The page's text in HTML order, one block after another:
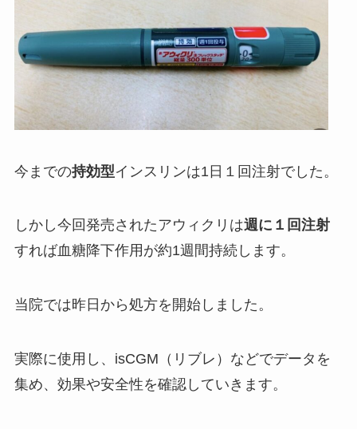
今までの持効型インスリンは1日１回注射でした。
しかし今回発売されたアウィクリは週に１回注射
すれば血糖降下作用が約1週間持続します。
当院では昨日から処方を開始しました。
実際に使用し、isCGM（リブレ）などでデータを
集め、効果や安全性を確認していきます。